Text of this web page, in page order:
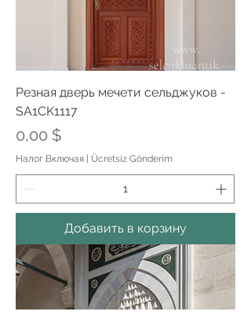
Резная дверь мечети сельджуков -
SA1CK1117
Цена
0,00 $
Налог Включая | Ücretsiz Gönderim
Добавить в корзину